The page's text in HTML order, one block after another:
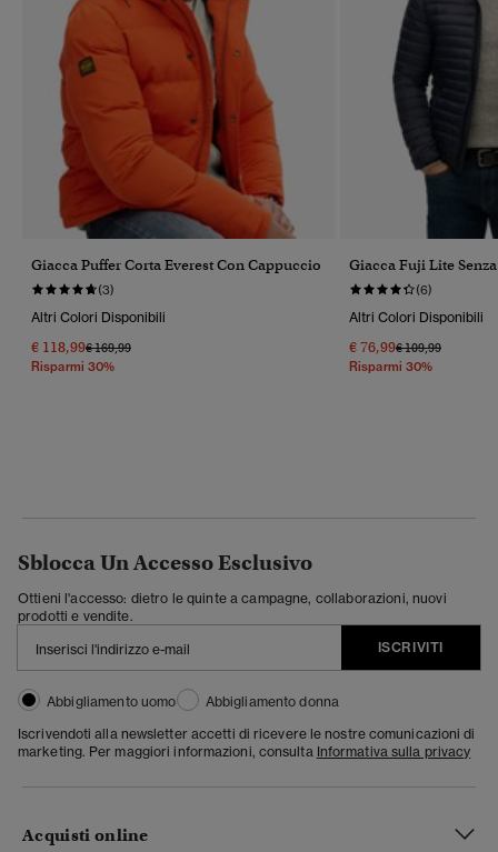
Giacca Puffer Corta Everest Con Cappuccio
(3)
Altri Colori Disponibili
€ 118,99Prezzo Ridotto Da
€ 169,99A
Risparmi 30%
Giacca Fuji Lite
(6)
Altri Colori Disponibili
€ 76,99Prezzo Ridotto Da
€ 109,99A
Risparmi 30%
Sblocca Un Accesso Esclusivo
Ottieni l'accesso: dietro le quinte a campagne, collaborazioni, nuovi
prodotti e vendite.
ISCRIVITI
Abbigliamento uomo
Abbigliamento donna
Iscrivendoti alla newsletter accetti di ricevere le nostre comunicazioni di
marketing. Per maggiori informazioni, consulta Informativa sulla privacy
Acquisti online